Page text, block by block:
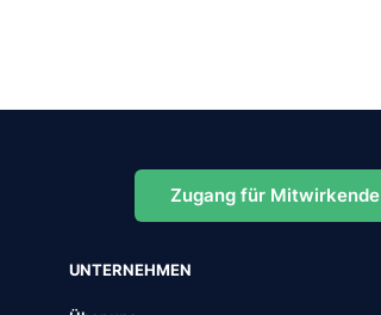
Zugang für Mitwirkende
UNTERNEHMEN